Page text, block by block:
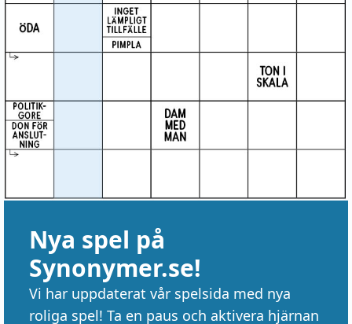
Nya spel på
Synonymer.se!
Vi har uppdaterat vår spelsida med nya
roliga spel! Ta en paus och aktivera hjärnan